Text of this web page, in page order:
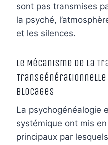
sont pas transmises
la psyché,
et les silences.
Le Mécanisme de la
Blocages
La psychogénéalogie
systémique ont mis
principaux par